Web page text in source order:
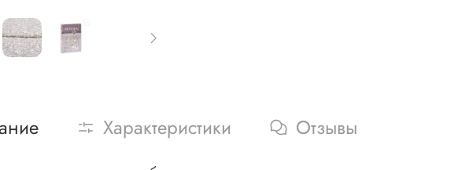
Характеристики Отзывы